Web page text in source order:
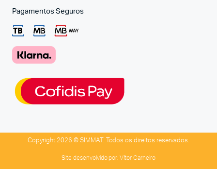
Pagamentos Seguros
Copyright 2026 © SIMMAT. Todos os direitos reservados.
Site desenvolvido por: Vítor Carneiro